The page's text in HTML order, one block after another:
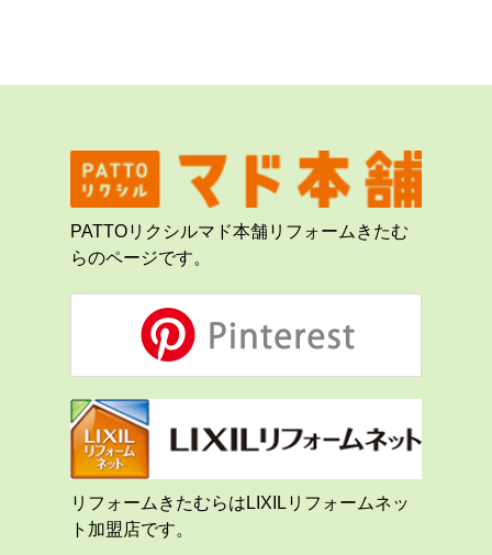
PATTOリクシルマド本舗リフォームきたむ
らのページです。
リフォームきたむらはLIXILリフォームネッ
ト加盟店です。